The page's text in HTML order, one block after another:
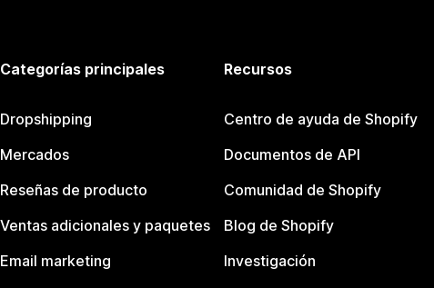
Categorías principales
Dropshipping
Mercados
Reseñas de producto
Ventas adicionales y paquetes
Email marketing
Recursos
Centro de ayuda de Shopify
Documentos de API
Comunidad de Shopify
Blog de Shopify
Investigación